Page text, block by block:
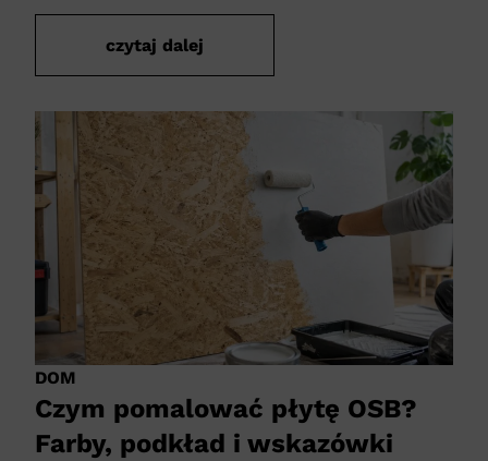
czytaj dalej
DOM
Czym pomalować płytę OSB?
Farby, podkład i wskazówki